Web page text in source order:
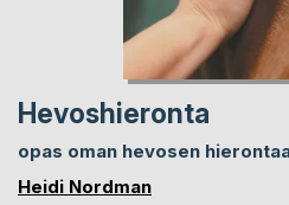
Hevoshieronta
opas oman hevosen
Heidi Nordman